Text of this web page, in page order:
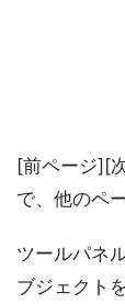
[前ページ][
で、他のペ
ツールパネ
ブジェクト